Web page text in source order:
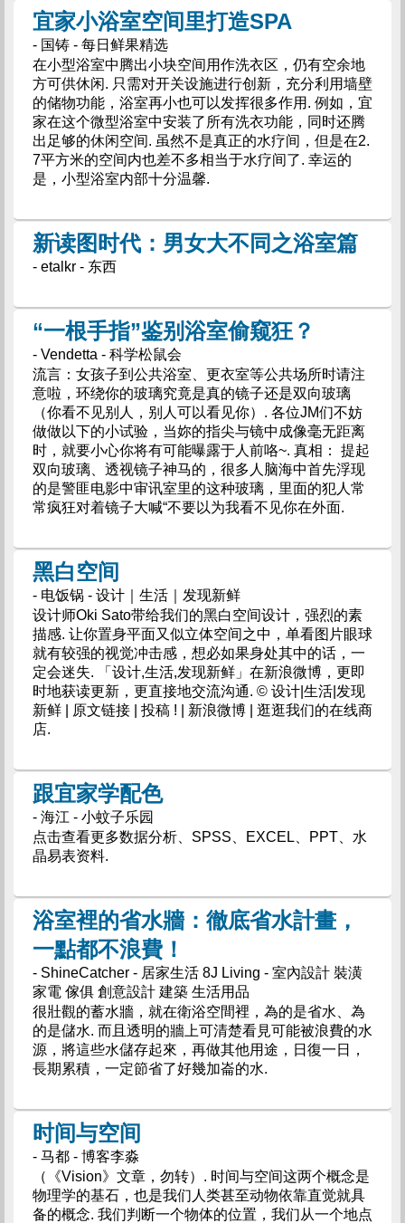
宜家小浴室空间里打造SPA
- 国铸 - 每日鲜果精选
在小型浴室中腾出小块空间用作洗衣区，仍有空余地
方可供休闲. 只需对开关设施进行创新，充分利用墙壁
的储物功能，浴室再小也可以发挥很多作用. 例如，宜
家在这个微型浴室中安装了所有洗衣功能，同时还腾
出足够的休闲空间. 虽然不是真正的水疗间，但是在2.
7平方米的空间内也差不多相当于水疗间了. 幸运的
是，小型浴室内部十分温馨.
新读图时代：男女大不同之浴室篇
- etalkr - 东西
“一根手指”鉴别浴室偷窥狂？
- Vendetta - 科学松鼠会
流言：女孩子到公共浴室、更衣室等公共场所时请注
意啦，环绕你的玻璃究竟是真的镜子还是双向玻璃
（你看不见别人，别人可以看见你）. 各位JM们不妨
做做以下的小试验，当妳的指尖与镜中成像毫无距离
时，就要小心你将有可能曝露于人前咯~. 真相： 提起
双向玻璃、透视镜子神马的，很多人脑海中首先浮现
的是警匪电影中审讯室里的这种玻璃，里面的犯人常
常疯狂对着镜子大喊“不要以为我看不见你在外面.
黑白空间
- 电饭锅 - 设计｜生活｜发现新鲜
设计师Oki Sato带给我们的黑白空间设计，强烈的素
描感. 让你置身平面又似立体空间之中，单看图片眼球
就有较强的视觉冲击感，想必如果身处其中的话，一
定会迷失. 「设计,生活,发现新鲜」在新浪微博，更即
时地获读更新，更直接地交流沟通. © 设计|生活|发现
新鲜 | 原文链接 | 投稿 ! | 新浪微博 | 逛逛我们的在线商
店.
跟宜家学配色
- 海江 - 小蚊子乐园
点击查看更多数据分析、SPSS、EXCEL、PPT、水
晶易表资料.
浴室裡的省水牆：徹底省水計畫，
一點都不浪費！
- ShineCatcher - 居家生活 8J Living - 室內設計 裝潢
家電 傢俱 創意設計 建築 生活用品
很壯觀的蓄水牆，就在衛浴空間裡，為的是省水、為
的是儲水. 而且透明的牆上可清楚看見可能被浪費的水
源，將這些水儲存起來，再做其他用途，日復一日，
長期累積，一定節省了好幾加崙的水.
时间与空间
- 马都 - 博客李淼
（《Vision》文章，勿转）. 时间与空间这两个概念是
物理学的基石，也是我们人类甚至动物依靠直觉就具
备的概念. 我们判断一个物体的位置，我们从一个地点